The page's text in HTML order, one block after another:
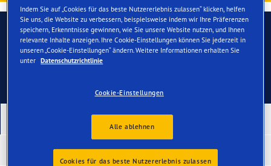
Kontaktieren Sie uns
FAQ
Unsere neuesten Produkte
Unsere 5 Bestseller
Indem Sie auf „Cookies für das beste Nutzererlebnis zulassen“ klicken, helfen
Sie uns, die Website zu verbessern, beispielsweise indem wir Ihre Präferenzen
speichern, Erkenntnisse gewinnen, wie Sie unsere Website nutzen, und Ihnen
relevante Inhalte anzeigen. Ihre Cookie-Einstellungen können Sie jederzeit in
unseren „Cookie-Einstellungen“ ändern. Weitere Informationen erhalten Sie
unter Datenschutzrichtlinie
Cookie-Einstellungen
Alle ablehnen
Cookies für das beste Nutzererlebnis zulassen